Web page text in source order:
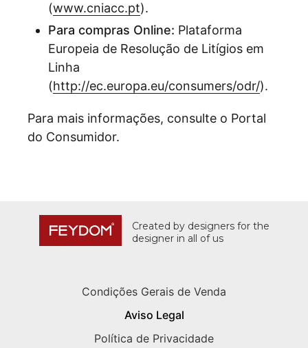
(www.cniacc.pt).
Para compras Online: Plataforma
Europeia de Resolução de Litígios em
Linha
(http://ec.europa.eu/consumers/odr/).
Para mais informações, consulte o Portal
do Consumidor.
Created by designers for the
designer in all of us
Condições Gerais de Venda
Aviso Legal
Política de Privacidade